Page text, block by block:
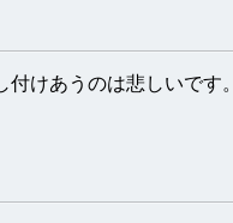
けあうのは悲しいです。